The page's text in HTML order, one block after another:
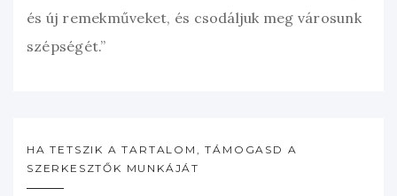
és új remekműveket, és csodáljuk meg városunk
szépségét.”
HA TETSZIK A TARTALOM, TÁMOGASD A
SZERKESZTŐK MUNKÁJÁT